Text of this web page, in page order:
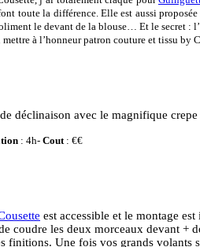
toute la différence. Elle est aussi
le devant de la blouse… Et le secret :
à l’honneur patron couture et tissu
déclinaison avec le magnifique
: 4h- Cout: €€
est accessible et le montage
coudre les deux morceaux devant
finitions. Une fois vos grands volants